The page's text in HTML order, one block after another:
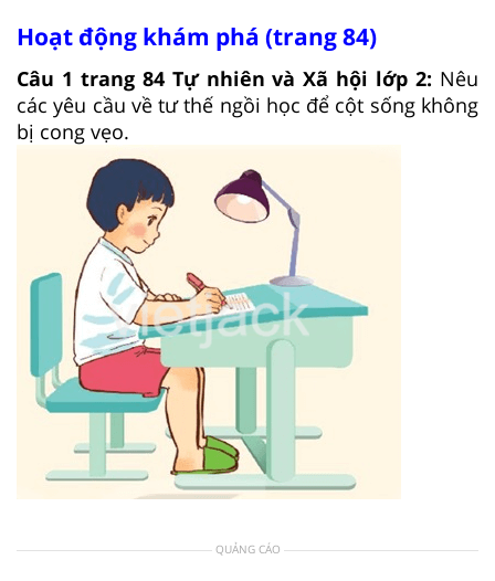
Hoạt động khám phá (trang 84)
Câu 1 trang 84 Tự nhiên và Xã hội lớp 2: Nêu
các yêu cầu về tư thế ngồi học để cột sống không
bị cong vẹo.
QUẢNG CÁO